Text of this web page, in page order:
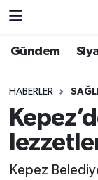
Gündem
HABERLER
Kepez
Gündem
Siyaset
Yerel
Nöbetçi
Hava
Trafik